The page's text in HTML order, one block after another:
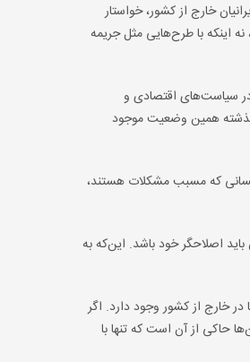
خارج از کشور، خواستار
اینکه با طرح‌هایی مثل جریمه
سیاست‌های اقتصادی و
گذشته همین وضعیت موجود
کسانی که مسبب مشکلات هستند،
اصلاحگر خود باشد. این‌که به
حدود ۴۰۰۰ میلیارد دلار سرمایه ایرانی‌ها در خارج از کشور وجود دارد. اگر
حاکی از آن است که تنها با